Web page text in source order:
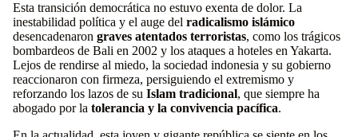
Esta transición democrática no estuvo exenta de dolor. La
inestabilidad política y el auge del radicalismo islámico
desencadenaron graves atentados terroristas, como los trágicos
bombardeos de Bali en 2002 y los ataques a hoteles en Yakarta.
Lejos de rendirse al miedo, la sociedad indonesia y su gobierno
reaccionaron con firmeza, persiguiendo el extremismo y
reforzando los lazos de su Islam tradicional, que siempre ha
abogado por la tolerancia y la convivencia pacífica.